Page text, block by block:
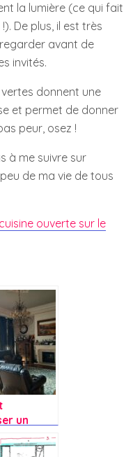
la lumière (ce qui fait
De plus, il est très
avant de
invités.
donnent une
et permet de donner
peur, osez !
à me suivre sur
de ma vie de tous
ouverte sur le
un
sans
côté